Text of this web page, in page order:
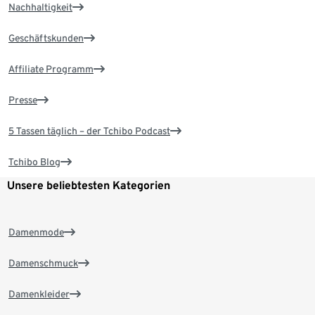
Nachhaltigkeit
Geschäftskunden
Affiliate Programm
Presse
5 Tassen täglich – der Tchibo Podcast
Tchibo Blog
Unsere beliebtesten Kategorien
Damenmode
Damenschmuck
Damenkleider